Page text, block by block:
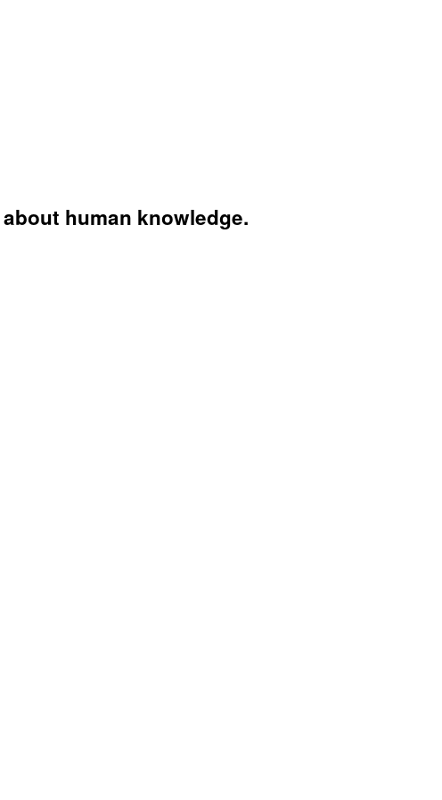
human knowledge.